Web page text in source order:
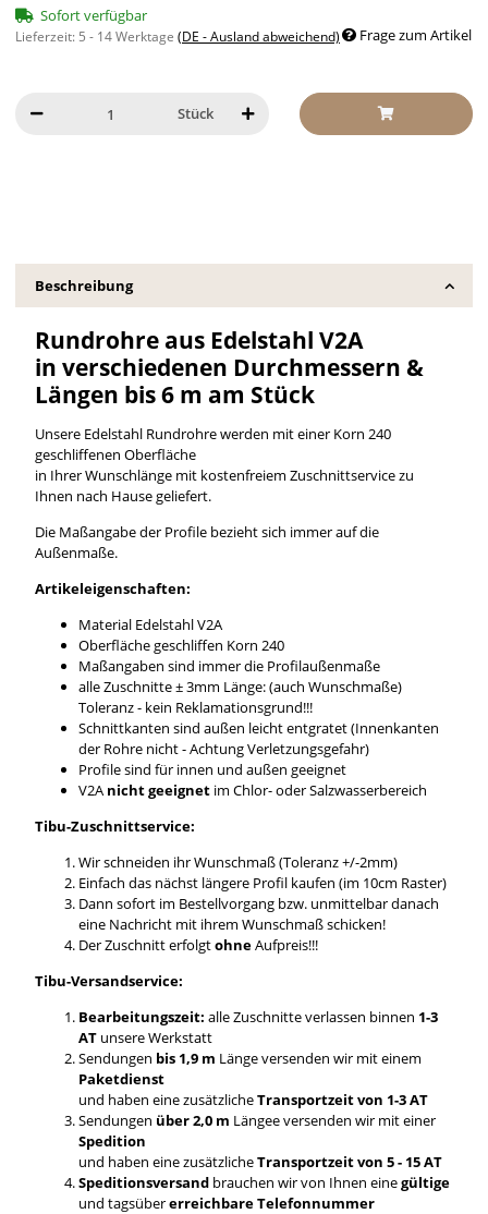
Sofort verfügbar
Lieferzeit: 5 - 14 Werktage (DE - Ausland abweichend) Frage zum Artikel
Stück
Beschreibung
Rundrohre aus Edelstahl V2A
in verschiedenen Durchmessern &
Längen bis 6 m am Stück
Unsere Edelstahl Rundrohre werden mit einer Korn 240
geschliffenen Oberfläche
in Ihrer Wunschlänge mit kostenfreiem Zuschnittservice zu
Ihnen nach Hause geliefert.
Die Maßangabe der Profile bezieht sich immer auf die
Außenmaße.
Artikeleigenschaften:
Material Edelstahl V2A
Oberfläche geschliffen Korn 240
Maßangaben sind immer die Profilaußenmaße
alle Zuschnitte ± 3mm Länge: (auch Wunschmaße)
Toleranz - kein Reklamationsgrund!!!
Schnittkanten sind außen leicht entgratet (Innenkanten
der Rohre nicht - Achtung Verletzungsgefahr)
Profile sind für innen und außen geeignet
V2A nicht geeignet im Chlor- oder Salzwasserbereich
Tibu-Zuschnittservice:
Wir schneiden ihr Wunschmaß (Toleranz +/-2mm)
Einfach das nächst längere Profil kaufen (im 10cm Raster)
Dann sofort im Bestellvorgang bzw. unmittelbar danach
eine Nachricht mit ihrem Wunschmaß schicken!
Der Zuschnitt erfolgtohneAufpreis!!!
Tibu-Versandservice:
Bearbeitungszeit: alle Zuschnitte verlassen binnen 1-3
AT unsere Werkstatt
Sendungen bis 1,9 m Länge versenden wir mit einem
Paketdienst
und haben eine zusätzlicheTransportzeit von 1-3 AT
Sendungen über 2,0 m Längee versenden wir mit einer
Spedition
und haben eine zusätzlicheTransportzeit von 5 - 15 AT
Speditionsversandbrauchen wir von Ihnen einegültige
und tagsübererreichbare Telefonnummer